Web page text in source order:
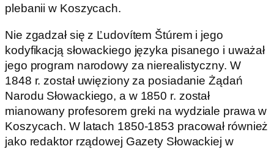
plebanii w Koszycach.
Nie zgadzał się z Ľudovítem Štúrem i jego
kodyfikacją słowackiego języka pisanego i uważał
jego program narodowy za nierealistyczny. W
1848 r. został uwięziony za posiadanie Żądań
Narodu Słowackiego, a w 1850 r. został
mianowany profesorem greki na wydziale prawa w
Koszycach. W latach 1850-1853 pracował również
jako redaktor rządowej Gazety Słowackiej w